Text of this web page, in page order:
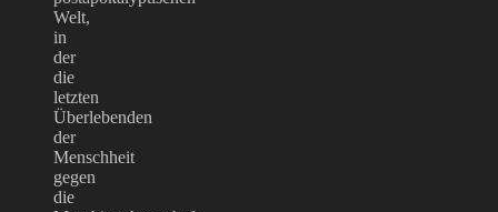
Welt,
in
der
die
letzten
Überlebenden
der
Menschheit
gegen
die